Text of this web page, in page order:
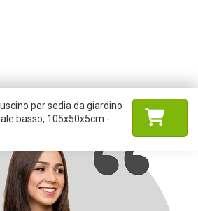
per sedia da giardino
basso, 105x50x5cm -